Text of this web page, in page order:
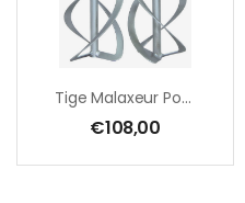
Tige Malaxeur Pour EZR 22 R – EZR 23 R R/L – EZR 21 S – 230 X 650 Mm – Par Paire
€108,00